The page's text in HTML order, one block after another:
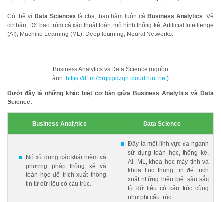
Có thể ví Data Sciences là cha, bao hàm luôn cả Business Analytics . Về
cơ bản, DS bao trùm cả các thuật toán, mô hình thống kê, Artificial Intellienge
(AI), Machine Learning (ML), Deep learning, Neural Networks.
Business Analytics vs Data Science (nguồn
ảnh: https://d1m75rqqgidzqn.cloudfront.net)
Dưới đây là những khác biệt cơ bản giữa Business Analytics và Data
Science:
Business Analytics Data Science
Nó sử dụng các khái niệm và
phương pháp thống kê và
toán học để trích xuất thông
tin từ dữ liệu có cấu trúc.
Đây là một lĩnh vực đa ngành
sử dụng toán học, thống kê,
AI, ML, khoa học máy tính và
khoa học thông tin để trích
xuất những hiểu biết sâu sắc
từ dữ liệu có cấu trúc cũng
như phi cấu trúc.